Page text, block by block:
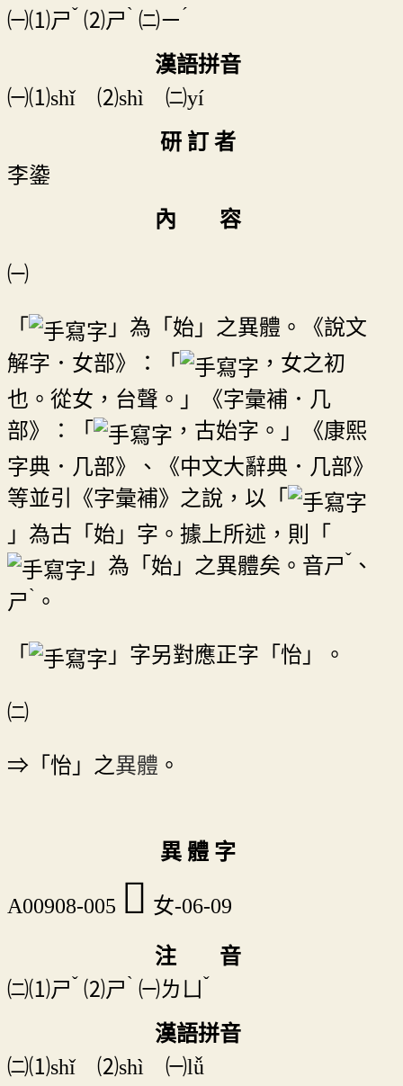
㈠⑴ㄕˇ ⑵ㄕˋ ㈡ㄧˊ
漢語拼音
㈠⑴shǐ ⑵shì ㈡yí
研 訂 者
李鍌
內 容
㈠
「
」為「始」之異體。《說文
解字．女部》：「
，女之初
也。從女，台聲。」《字彙補．几
部》：「
，古始字。」《康熙
字典．几部》、《中文大辭典．几部》
等並引《字彙補》之說，以「
」為古「始」字。據上所述，則「
」為「始」之異體矣。音ㄕˇ 、
ㄕˋ 。
「 」字另對應正字「怡」。
㈡
⇒「怡」之異體 。
異 體 字
A00908-005 󱑕 女-06-09
注 音
㈡⑴ㄕˇ ⑵ㄕˋ ㈠ㄌㄩ ˇ
漢語拼音
㈡⑴shǐ ⑵shì ㈠lǚ